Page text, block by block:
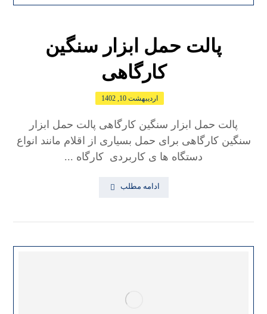
پالت حمل ابزار سنگین
کارگاهی
اردیبهشت 10, 1402
پالت حمل ابزار سنگین کارگاهی پالت حمل ابزار
سنگین کارگاهی برای حمل بسیاری از اقلام مانند انواع
دستگاه ها ی کاربردی کارگاه ...
ادامه مطلب